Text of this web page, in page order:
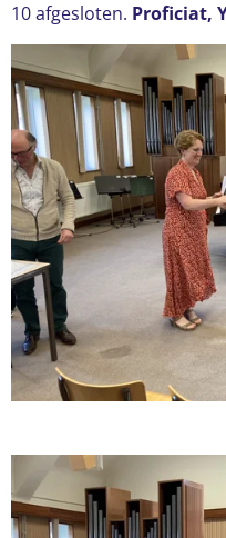
10 afgesloten. Proficiat,